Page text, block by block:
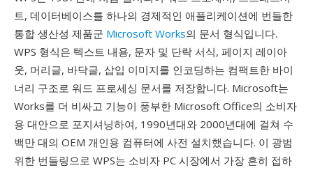
트, 데이터베이스를 하나의 경제적인 애플리케이션에 번들한
통합 생산성 제품군 Microsoft Works의 문서 형식입니다.
WPS 형식은 텍스트 내용, 문자 및 단락 서식, 페이지 레이아
웃, 머리글, 바닥글, 삽입 이미지를 인코딩하는 컴팩트한 바이
너리 구조로 워드 프로세싱 문서를 저장합니다. Microsoft는
Works를 더 비싸고 기능이 풍부한 Microsoft Office의 소비자
용 대안으로 포지셔닝하여, 1990년대와 2000년대에 걸쳐 수
백만 대의 OEM 개인용 컴퓨터에 사전 설치했습니다. 이 광범
위한 번들링으로 WPS는 소비자 PC 시장에서 가장 흔히 접하